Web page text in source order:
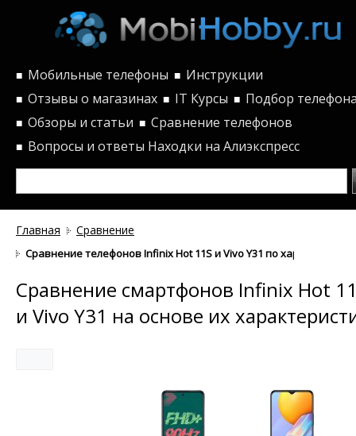
■ Мобильные телефоны ■ Инструкции
■ Отзывы о магазинах ■ IT Курсы ■ Подбор
■ Обзоры и статьи ■ Сравнение телефонов
■ Вопросы и ответы Находки на Алиэкспресс
Главная Сравнение
Сравнение телефонов Infinix Hot 11S и Vivo Y31 по
Сравнение смартфонов Infinix Hot
и Vivo Y31 на основе их